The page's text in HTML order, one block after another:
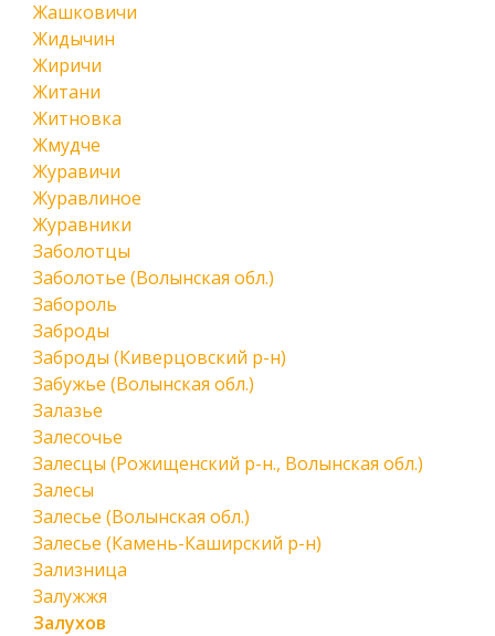
Жашковичи
Жидычин
Жиричи
Житани
Житновка
Жмудче
Журавичи
Журавлиное
Журавники
Заболотцы
Заболотье (Волынская обл.)
Забороль
Заброды
Заброды (Киверцовский р-н)
Забужье (Волынская обл.)
Залазье
Залесочье
Залесцы (Рожищенский р-н., Волынская обл.)
Залесы
Залесье (Волынская обл.)
Залесье (Камень-Каширский р-н)
Зализница
Залужжя
Залухов